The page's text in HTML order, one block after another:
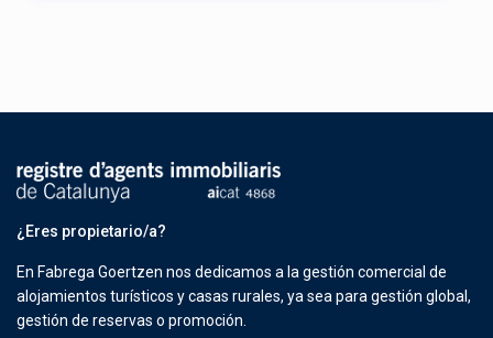
¿Eres propietario/a?
En Fabrega Goertzen nos dedicamos a la gestión comercial de
alojamientos turísticos y casas rurales, ya sea para gestión global,
gestión de reservas o promoción.